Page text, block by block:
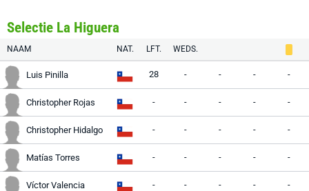
Selectie La Higuera
NAAM NAT. LFT. WEDS.
Luis Pinilla 28 - - - -
Christopher Rojas - - - - -
Christopher Hidalgo - - - - -
Matías Torres - - - - -
Víctor Valencia - - - - -